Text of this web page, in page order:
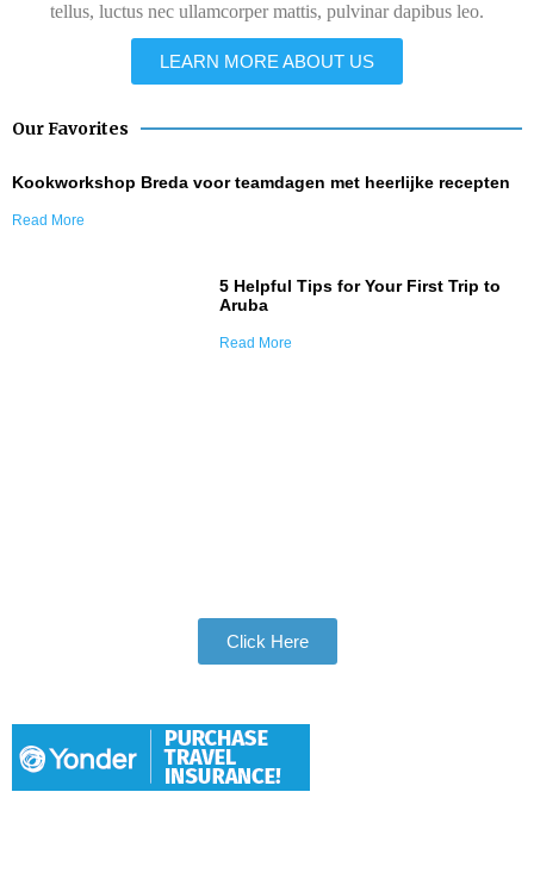
tellus, luctus nec ullamcorper mattis, pulvinar dapibus leo.
LEARN MORE ABOUT US
Our Favorites
Kookworkshop Breda voor teamdagen met heerlijke recepten
Read More
5 Helpful Tips for Your First Trip to
Aruba
Read More
Click Here